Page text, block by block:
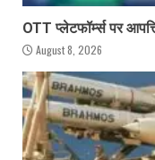
OTT प्लेटफॉर्म्स पर
August 8, 2026